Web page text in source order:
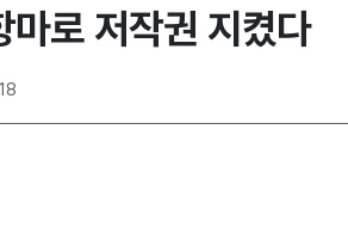
로 저작권 지켰다